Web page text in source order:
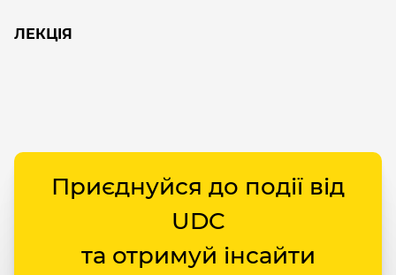
ЛЕКЦІЯ
Приєднуйся до події від
UDC
та отримуй інсайти